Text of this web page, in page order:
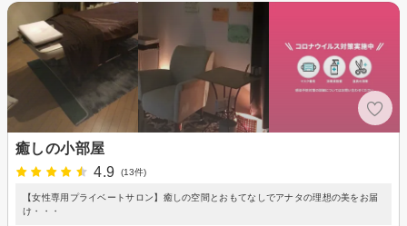
癒しの小部屋
4.9
(13件)
【女性専用プライベートサロン】癒しの空間とおもてなしでアナタの理想の美をお届
け・・・